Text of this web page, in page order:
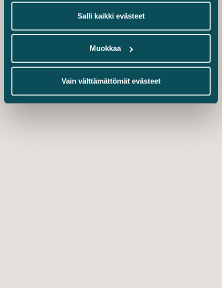
Salli kaikki evästeet
Muokkaa
Vain välttämättömät evästeet